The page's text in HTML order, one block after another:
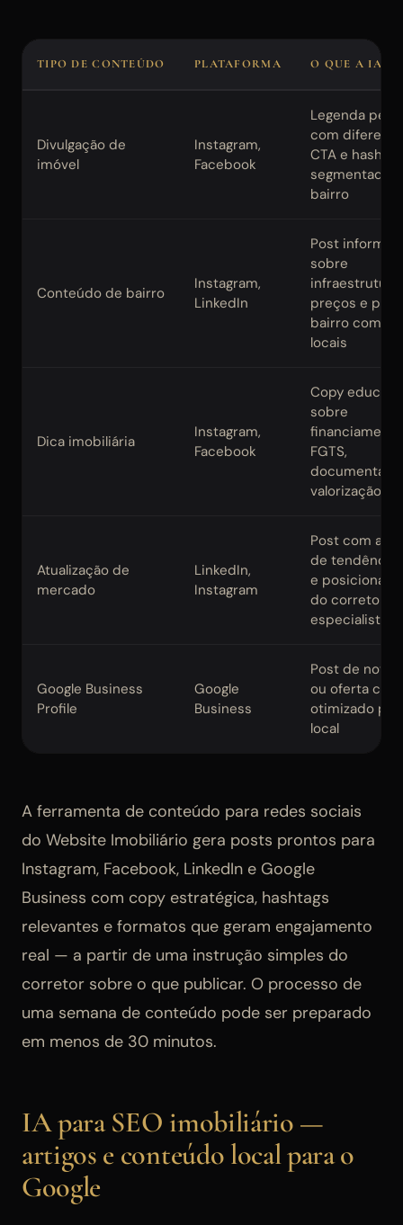
TIPO DE CONTEÚDO PLATAFORMA O QUE A IA
Divulgação de
imóvel
Instagram,
Facebook
Legenda
com
CTA e
segmentadas
bairro
Conteúdo de bairro
Instagram,
LinkedIn
Post
sobre
infraestrutura,
preços e
bairro com
locais
Dica imobiliária
Instagram,
Facebook
Copy
sobre
FGTS,
valorização
Atualização de
mercado
LinkedIn,
Instagram
Post com
de tendência
e
do corretor
especialista
Google Business
Profile
Google
Business
Post de
ou oferta
otimizado
local
A ferramenta de conteúdo para redes sociais
do Website Imobiliário gera posts prontos para
Instagram, Facebook, LinkedIn e Google
Business com copy estratégica, hashtags
relevantes e formatos que geram engajamento
real — a partir de uma instrução simples do
corretor sobre o que publicar. O processo de
uma semana de conteúdo pode ser preparado
em menos de 30 minutos.
IA para SEO imobiliário —
artigos e conteúdo local para o
Google